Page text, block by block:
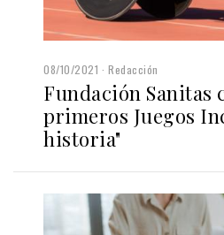
08/10/2021 Redacción
Fundación Sanitas
primeros Juegos
historia"